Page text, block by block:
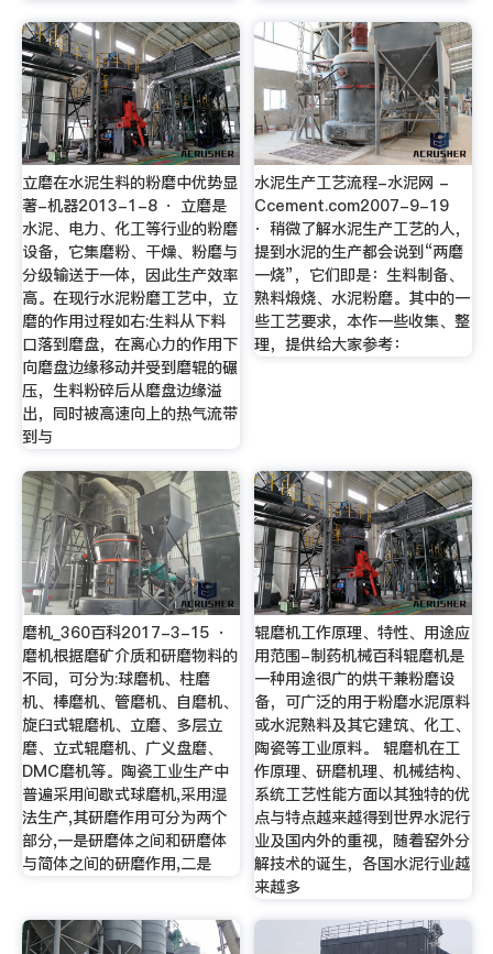
立磨在水泥生料的粉磨中优势显
著-机器2013-1-8 · 立磨是
水泥、电力、化工等行业的粉磨
设备，它集磨粉、干燥、粉磨与
分级输送于一体，因此生产效率
高。在现行水泥粉磨工艺中，立
磨的作用过程如右:生料从下料
口落到磨盘，在离心力的作用下
向磨盘边缘移动并受到磨辊的碾
压，生料粉碎后从磨盘边缘溢
出，同时被高速向上的热气流带
到与
水泥生产工艺流程-水泥网 -
Ccement.com2007-9-19
· 稍微了解水泥生产工艺的人，
提到水泥的生产都会说到“两磨
一烧”，它们即是：生料制备、
熟料煅烧、水泥粉磨。其中的一
些工艺要求，本作一些收集、整
理，提供给大家参考：
磨机_360百科2017-3-15 ·
磨机根据磨矿介质和研磨物料的
不同，可分为:球磨机、柱磨
机、棒磨机、管磨机、自磨机、
旋臼式辊磨机、立磨、多层立
磨、立式辊磨机、广义盘磨、
DMC磨机等。陶瓷工业生产中
普遍采用间歇式球磨机,采用湿
法生产,其研磨作用可分为两个
部分,一是研磨体之间和研磨体
与简体之间的研磨作用,二是
辊磨机工作原理、特性、用途应
用范围-制药机械百科辊磨机是
一种用途很广的烘干兼粉磨设
备，可广泛的用于粉磨水泥原料
或水泥熟料及其它建筑、化工、
陶瓷等工业原料。 辊磨机在工
作原理、研磨机理、机械结构、
系统工艺性能方面以其独特的优
点与特点越来越得到世界水泥行
业及国内外的重视，随着窑外分
解技术的诞生，各国水泥行业越
来越多